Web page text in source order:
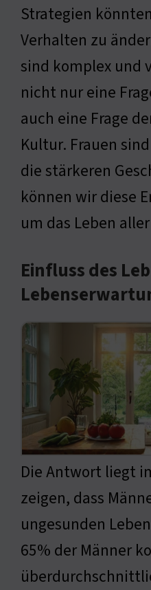
Strategien
Verhalten zu
sind komplex und
nicht nur eine
auch eine Frage
Kultur. Frauen
die stärkeren
können wir diese
um das Leben
Einfluss des
Die Antwort liegt
zeigen, dass
ungesunden
65% der Männer